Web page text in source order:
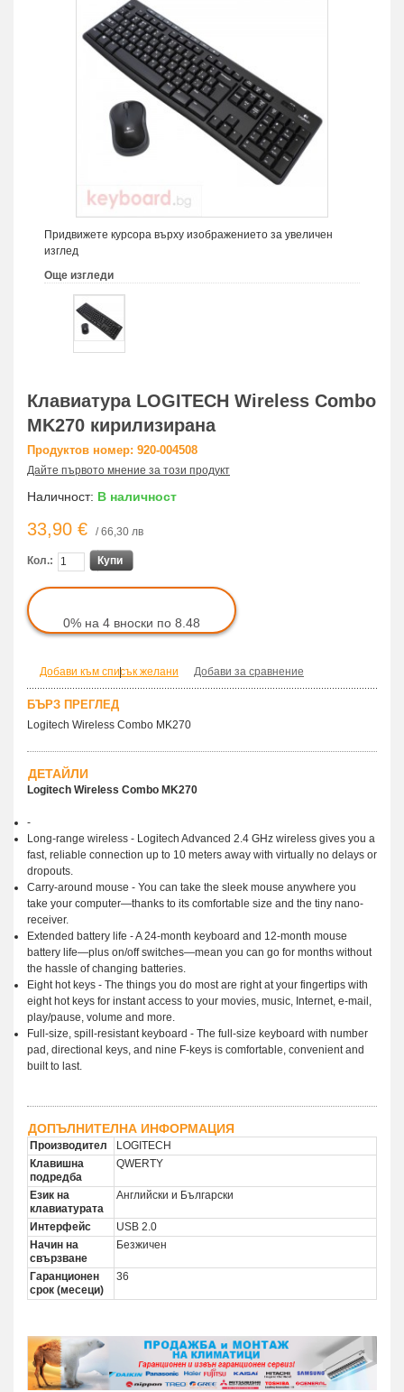
Придвижете курсора върху изображението за увеличен
изглед
Още изгледи
Клавиатура LOGITECH Wireless Combo
MK270 кирилизирана
Продуктов номер: 920-004508
Дайте първото мнение за този продукт
Наличност: В наличност
33,90 € / 66,30 лв
Кол.: Купи
0% на 4 вноски по 8.48
Добави към списък желани
| Добави за сравнение
БЪРЗ ПРЕГЛЕД
Logitech Wireless Combo MK270
ДЕТАЙЛИ
Logitech Wireless Combo MK270
-
Long-range wireless - Logitech Advanced 2.4 GHz wireless gives you a
fast, reliable connection up to 10 meters away with virtually no delays or
dropouts.
Carry-around mouse - You can take the sleek mouse anywhere you
take your computer—thanks to its comfortable size and the tiny nano-
receiver.
Extended battery life - A 24-month keyboard and 12-month mouse
battery life—plus on/off switches—mean you can go for months without
the hassle of changing batteries.
Eight hot keys - The things you do most are right at your fingertips with
eight hot keys for instant access to your movies, music, Internet, e-mail,
play/pause, volume and more.
Full-size, spill-resistant keyboard - The full-size keyboard with number
pad, directional keys, and nine F-keys is comfortable, convenient and
built to last.
ДОПЪЛНИТЕЛНА ИНФОРМАЦИЯ
Производител
LOGITECH
Клавишна
подредба
QWERTY
Език на
клавиатурата
Английски и Български
Интерфейс
USB 2.0
Начин на
свързване
Безжичен
Гаранционен
срок (месеци)
36